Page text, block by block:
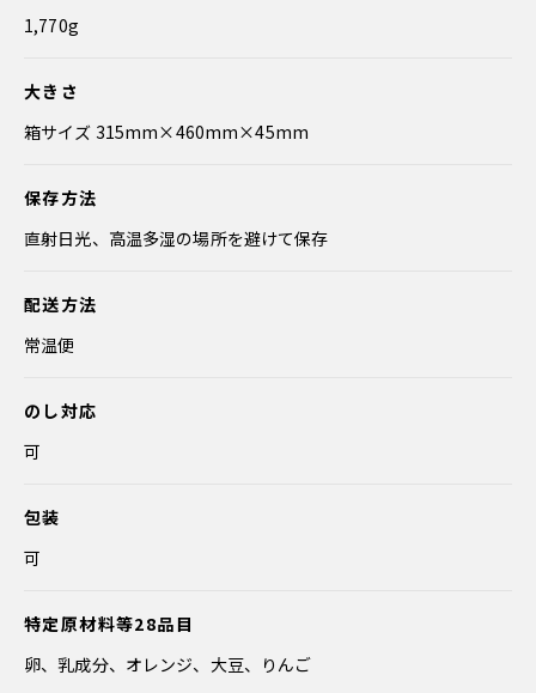
1,770g
大きさ
箱サイズ 315mm×460mm×45mm
保存方法
直射日光、高温多湿の場所を避けて保存
配送方法
常温便
のし対応
可
包装
可
特定原材料等28品目
卵、乳成分、オレンジ、大豆、りんご